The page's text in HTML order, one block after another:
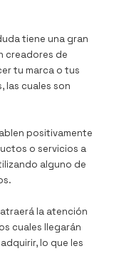
tiene una gran
creadores de
tu marca o tus
las cuales son
positivamente
o servicios a
alguno de
la atención
cuales llegarán
lo que les